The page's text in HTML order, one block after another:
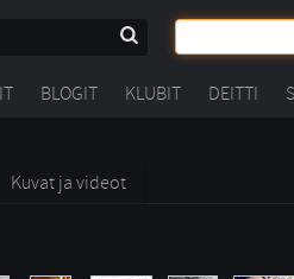
BLOGIT KLUBIT DEITTI
Kuvat ja videot